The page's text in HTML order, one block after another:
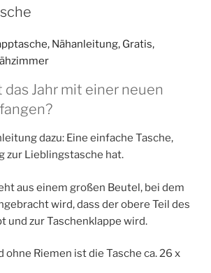
das Jahr mit einer neuen
dazu: Eine ein­fa­che Tasche,
zur Lieb­lings­ta­sche hat.
aus einem gro­ßen Beu­tel, bei dem
wird, dass der obe­re Teil des
und zur Taschen­klap­pe wird.
ohne Rie­men ist die Tasche ca. 26 x